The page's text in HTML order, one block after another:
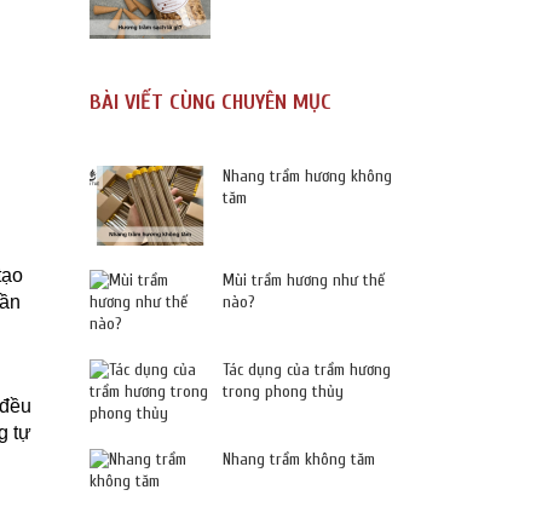
tự
BÀI VIẾT CÙNG CHUYÊN MỤC
Nhang trầm hương không
tăm
Mùi trầm hương như thế
nào?
Tác dụng của trầm hương
trong phong thủy
Nhang trầm không tăm